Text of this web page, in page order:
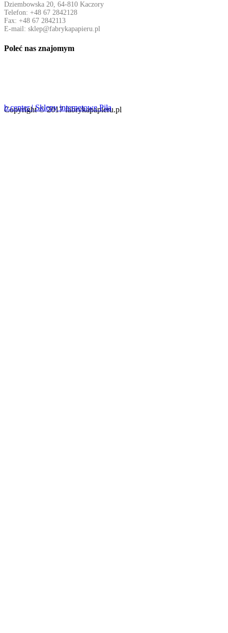
Dziembowska 20, 64-810 Kaczory
Telefon: +48 67 2842128
Fax: +48 67 2842113
E-mail: sklep@fabrykapapieru.pl
Poleć nas znajomym
Copyright © 2017 fabrykapapieru.pl
b.center | Sklepy internetowe Piła